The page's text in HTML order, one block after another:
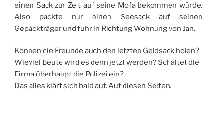
einen Sack zur Zeit auf seine Mofa bekommen würde.
Also packte nur einen Seesack auf seinen
Gepäckträger und fuhr in Richtung Wohnung von Jan.
Können die Freunde auch den letzten Geldsack holen?
Wieviel Beute wird es denn jetzt werden? Schaltet die
Firma überhaupt die Polizei ein?
Das alles klärt sich bald auf. Auf diesen Seiten.